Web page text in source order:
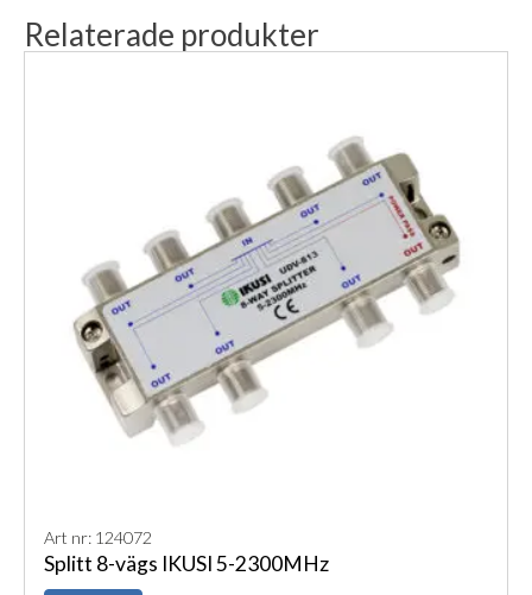
Relaterade produkter
Art nr: 124072
Splitt 8-vägs IKUSI 5-2300MHz